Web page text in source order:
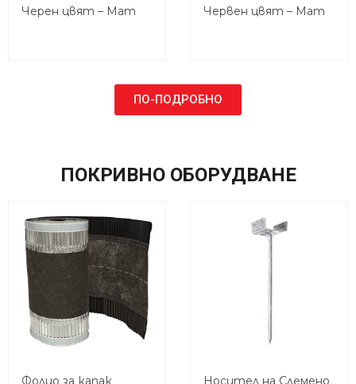
Черен цвят – Мат
Червен цвят – Мат
ПО-ПОДРОБНО
ПОКРИВНО ОБОРУДВАНЕ
Фолио за капак
Носител на Слемено